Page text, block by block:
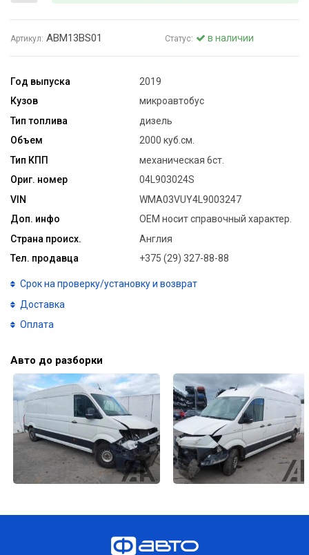
Артикул: ABM13BS01 Статус: в наличии
Год выпуска
2019
Кузов
микроавтобус
Тип топлива
дизель
Объем
2000 куб.см.
Тип КПП
механическая 6ст.
Ориг. номер
04L903024S
VIN
WMA03VUY4L9003247
Доп. инфо
ОЕМ носит справочный характер.
Страна происх.
Англия
Тел. продавца
+375 (29) 327-88-88
Срок на проверку/установку и возврат
Доставка
Оплата
Авто до разборки